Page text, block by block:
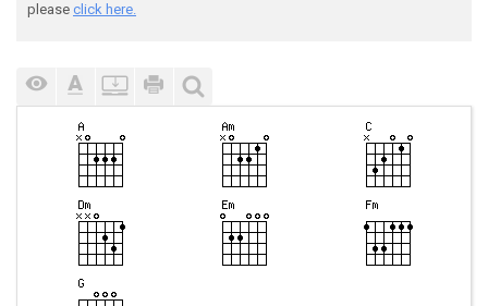
please click here.